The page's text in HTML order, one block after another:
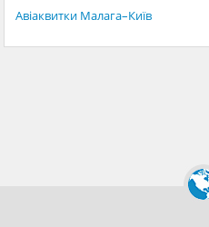
Авіаквитки Малага–Київ